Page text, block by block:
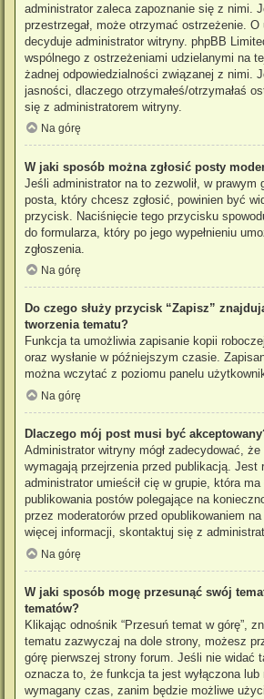
administrator zaleca zapoznanie się z nimi.
przestrzegał, może otrzymać ostrzeżenie.
decyduje administrator witryny. phpBB
wspólnego z ostrzeżeniami udzielanymi na
żadnej odpowiedzialności związanej z nimi.
jasności, dlaczego otrzymałeś/otrzymałaś
się z administratorem witryny.
Na górę
W jaki sposób można zgłosić posty
Jeśli administrator na to zezwolił, w prawym
posta, który chcesz zgłosić, powinien być
przycisk. Naciśnięcie tego przycisku
do formularza, który po jego wypełnieniu
zgłoszenia.
Na górę
Do czego służy przycisk “Zapisz”
tworzenia tematu?
Funkcja ta umożliwia zapisanie kopii
oraz wysłanie w późniejszym czasie.
można wczytać z poziomu panelu
Na górę
Dlaczego mój post musi być
Administrator witryny mógł zadecydować,
wymagają przejrzenia przed publikacją. Jest
administrator umieścił cię w grupie, która
publikowania postów polegające na
przez moderatorów przed opublikowaniem
więcej informacji, skontaktuj się z
Na górę
W jaki sposób mogę przesunąć swój
tematów?
Klikając odnośnik “Przesuń temat w górę”,
tematu zazwyczaj na dole strony, możesz
górę pierwszej strony forum. Jeśli nie widać
oznacza to, że funkcja ta jest wyłączona lub
wymagany czas, zanim będzie możliwe